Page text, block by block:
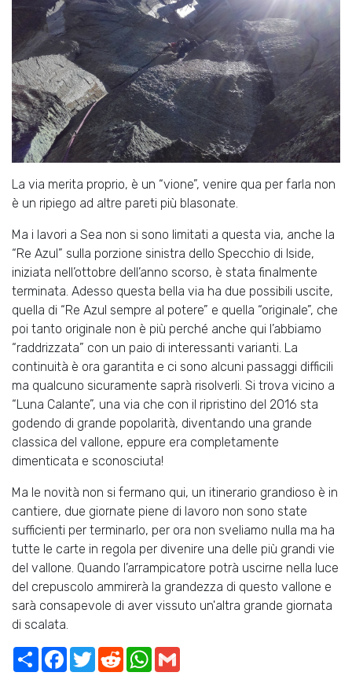
La via merita proprio, è un “vione”, venire qua per farla non
è un ripiego ad altre pareti più blasonate.
Ma i lavori a Sea non si sono limitati a questa via, anche la
“Re Azul” sulla porzione sinistra dello Specchio di Iside,
iniziata nell’ottobre dell’anno scorso, è stata finalmente
terminata. Adesso questa bella via ha due possibili uscite,
quella di “Re Azul sempre al potere” e quella “originale”, che
poi tanto originale non è più perché anche qui l’abbiamo
“raddrizzata” con un paio di interessanti varianti. La
continuità è ora garantita e ci sono alcuni passaggi difficili
ma qualcuno sicuramente saprà risolverli. Si trova vicino a
“Luna Calante”, una via che con il ripristino del 2016 sta
godendo di grande popolarità, diventando una grande
classica del vallone, eppure era completamente
dimenticata e sconosciuta!
Ma le novità non si fermano qui, un itinerario grandioso è in
cantiere, due giornate piene di lavoro non sono state
sufficienti per terminarlo, per ora non sveliamo nulla ma ha
tutte le carte in regola per divenire una delle più grandi vie
del vallone. Quando l’arrampicatore potrà uscirne nella luce
del crepuscolo ammirerà la grandezza di questo vallone e
sarà consapevole di aver vissuto un'altra grande giornata
di scalata.
ShareFacebook
TwitterRedditWhatsApp